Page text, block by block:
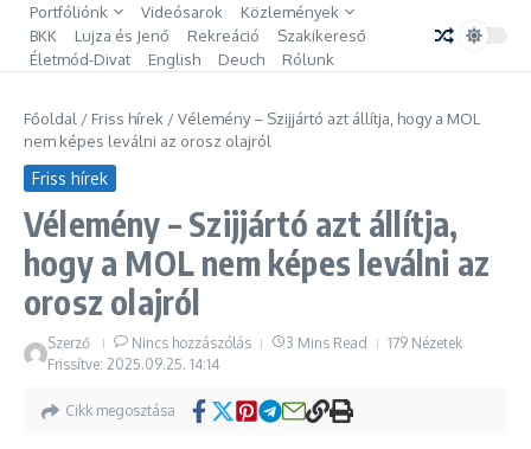
Ugrás a tartalomhoz
Portfóliónk Videósarok
Közlemények
BKK
Lujza és Jenő Rekreáció
Szakikereső
Életmód-Divat
English Deuch Rólunk
Főoldal / Friss hírek /Vélemény – Szijjártó azt állítja, hogy a MOL
nem képes leválni az orosz olajról
Friss hírek
Vélemény – Szijjártó azt állítja,
hogy a MOL nem képes leválni az
orosz olajról
Szerző Nincs hozzászólás 3 Mins Read
179 Nézetek
Frissítve: 2025.09.25. 14:14
Cikk megosztása